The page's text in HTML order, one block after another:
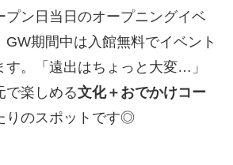
プン日当日のオープニングイベ
GW期間中は入館無料でイベント
す。「遠出はちょっと大変…」
で楽しめる文化＋おでかけコー
りのスポットです◎